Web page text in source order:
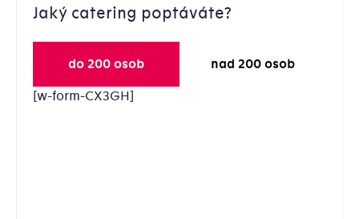
Jaký catering poptáváte?
do 200 osob
nad 200 osob
[w-form-CX3GH]